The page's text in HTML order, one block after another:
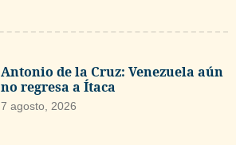
Antonio de la Cruz: Venezuela aún
no regresa a Ítaca
7 agosto, 2026